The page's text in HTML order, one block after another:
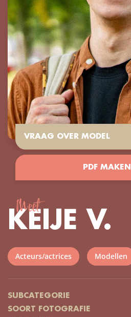
VRAAG OVER MODEL
PDF MAKEN
Meet
KEIJE V.
Acteurs/actrices Modellen
SUBCATEGORIE
SOORT FOTOGRAFIE